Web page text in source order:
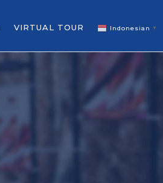
VIRTUAL TOUR Indonesian ▼